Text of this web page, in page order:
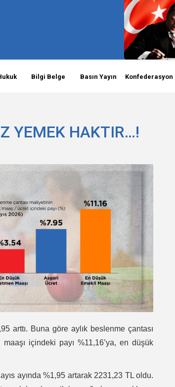
Bilgi Belge Basın Yayın Konfederasyon
YEMEK HAKTIR…!
arttı. Buna göre aylık beslenme çantası
içindeki payı %11,16’ya, en düşük
ayında %1,95 artarak 2231,23 TL oldu.